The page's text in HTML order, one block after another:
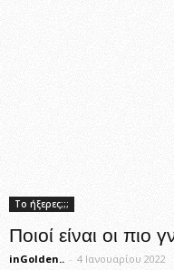
Το ήξερες;;;
Ποιοί είναι οι πιο
inGolden.. - 4 Ιανουαρίου 2022